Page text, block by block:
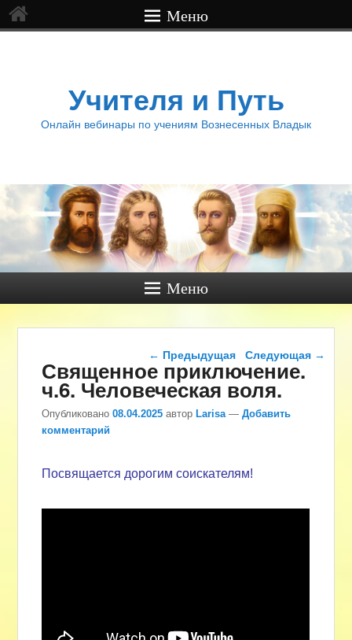
Меню
Учителя и Путь
Онлайн вебинары по учениям Вознесенных Владык
Меню
Навигация по записям
← Предыдущая Следующая →
Священное приключение.
ч.6. Человеческая воля.
Опубликовано08.04.2025 авторLarisa —Добавить
комментарий
Посвящается дорогим соискателям!